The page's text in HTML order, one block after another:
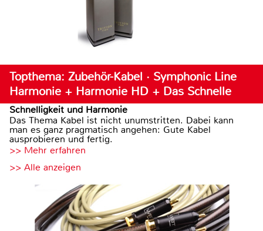
Topthema: Zubehör-Kabel · Symphonic Line
Harmonie + Harmonie HD + Das Schnelle
Schnelligkeit und Harmonie
Das Thema Kabel ist nicht unumstritten. Dabei kann
man es ganz pragmatisch angehen: Gute Kabel
ausprobieren und fertig.
>> Mehr erfahren
>> Alle anzeigen